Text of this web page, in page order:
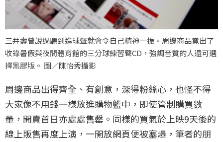
三井壽曾說過聽到進球聲就會令自己精神一振。周邊商品竟出了
收錄暑假與夜間體育館的三分球練習聲CD，強調音質的人還可選
擇黑膠版。 圖／陳怡秀攝影
周邊商品出得齊全、有創意，深得粉絲心，也怪不得
大家像不用錢一樣放進購物籃中，即使管制購買數
量，開賣首日亦處處售罄。同樣的買氣於上映9天後的
線上販售再度上演，一開放網頁便被塞爆，筆者的朋